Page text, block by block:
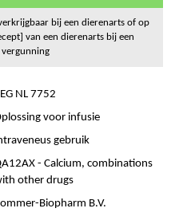
bij een dierenarts of op
van een dierenarts bij een
NL 7752
voor infusie
gebruik
- Calcium, combinations
other drugs
Biopharm B.V.